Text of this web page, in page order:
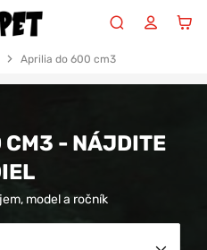
Aprilia do 600 cm3
- NÁJDITE
model a ročník